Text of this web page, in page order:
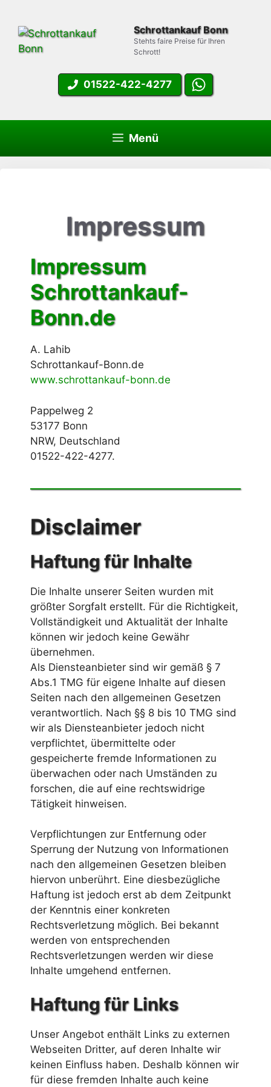
springen
Schrottankauf Bonn
Stehts faire Preise für Ihren
Schrott!
01522-422-4277
Menü
Impressum
Impressum
Schrottankauf-
Bonn.de
A. Lahib
Schrottankauf-Bonn.de
www.schrottankauf-bonn.de
Pappelweg 2
53177 Bonn
NRW, Deutschland
01522-422-4277.
Disclaimer
Haftung für Inhalte
Die Inhalte unserer Seiten wurden mit
größter Sorgfalt erstellt. Für die Richtigkeit,
Vollständigkeit und Aktualität der Inhalte
können wir jedoch keine Gewähr
übernehmen.
Als Diensteanbieter sind wir gemäß § 7
Abs.1 TMG für eigene Inhalte auf diesen
Seiten nach den allgemeinen Gesetzen
verantwortlich. Nach §§ 8 bis 10 TMG sind
wir als Diensteanbieter jedoch nicht
verpflichtet, übermittelte oder
gespeicherte fremde Informationen zu
überwachen oder nach Umständen zu
forschen, die auf eine rechtswidrige
Tätigkeit hinweisen.
Verpflichtungen zur Entfernung oder
Sperrung der Nutzung von Informationen
nach den allgemeinen Gesetzen bleiben
hiervon unberührt. Eine diesbezügliche
Haftung ist jedoch erst ab dem Zeitpunkt
der Kenntnis einer konkreten
Rechtsverletzung möglich. Bei bekannt
werden von entsprechenden
Rechtsverletzungen werden wir diese
Inhalte umgehend entfernen.
Haftung für Links
Unser Angebot enthält Links zu externen
Webseiten Dritter, auf deren Inhalte wir
keinen Einfluss haben. Deshalb können wir
für diese fremden Inhalte auch keine